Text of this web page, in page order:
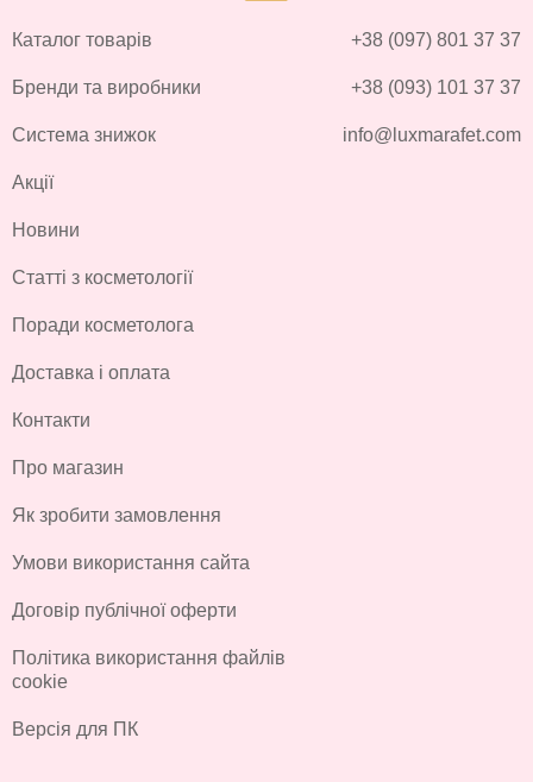
Каталог товарів
Бренди та виробники
Система знижок
Акції
Новини
Статті з косметології
Поради косметолога
Доставка і оплата
Контакти
Про магазин
Як зробити замовлення
Умови використання сайта
Договір публічної оферти
Політика використання файлів
cookie
Версія для ПК
+38 (097) 801 37 37
+38 (093) 101 37 37
info@luxmarafet.com